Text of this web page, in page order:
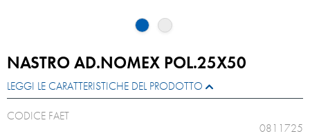
NASTRO AD.NOMEX POL.25X50
LEGGI LE CARATTERISTICHE DEL PRODOTTO
CODICE FAET
0811725